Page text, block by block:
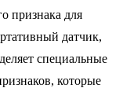
признака для
датчик,
специальные
которые